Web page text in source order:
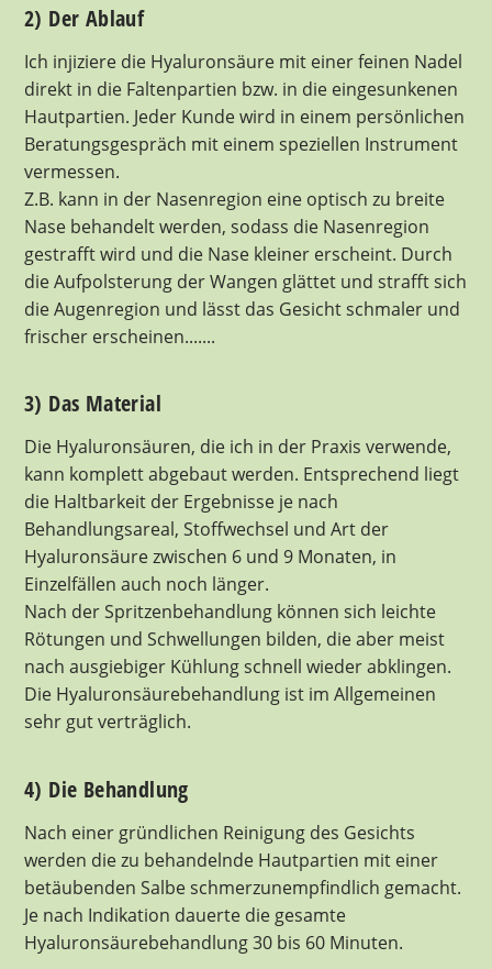
2) Der Ablauf
Ich injiziere die Hyaluronsäure mit einer feinen Nadel
direkt in die Faltenpartien bzw. in die eingesunkenen
Hautpartien. Jeder Kunde wird in einem persönlichen
Beratungsgespräch mit einem speziellen Instrument
vermessen.
Z.B. kann in der Nasenregion eine optisch zu breite
Nase behandelt werden, sodass die Nasenregion
gestrafft wird und die Nase kleiner erscheint. Durch
die Aufpolsterung der Wangen glättet und strafft sich
die Augenregion und lässt das Gesicht schmaler und
frischer erscheinen.......
3) Das Material
Die Hyaluronsäuren, die ich in der Praxis verwende,
kann komplett abgebaut werden. Entsprechend liegt
die Haltbarkeit der Ergebnisse je nach
Behandlungsareal, Stoffwechsel und Art der
Hyaluronsäure zwischen 6 und 9 Monaten, in
Einzelfällen auch noch länger.
Nach der Spritzenbehandlung können sich leichte
Rötungen und Schwellungen bilden, die aber meist
nach ausgiebiger Kühlung schnell wieder abklingen.
Die Hyaluronsäurebehandlung ist im Allgemeinen
sehr gut verträglich.
4) Die Behandlung
Nach einer gründlichen Reinigung des Gesichts
werden die zu behandelnde Hautpartien mit einer
betäubenden Salbe schmerzunempfindlich gemacht.
Je nach Indikation dauerte die gesamte
Hyaluronsäurebehandlung 30 bis 60 Minuten.